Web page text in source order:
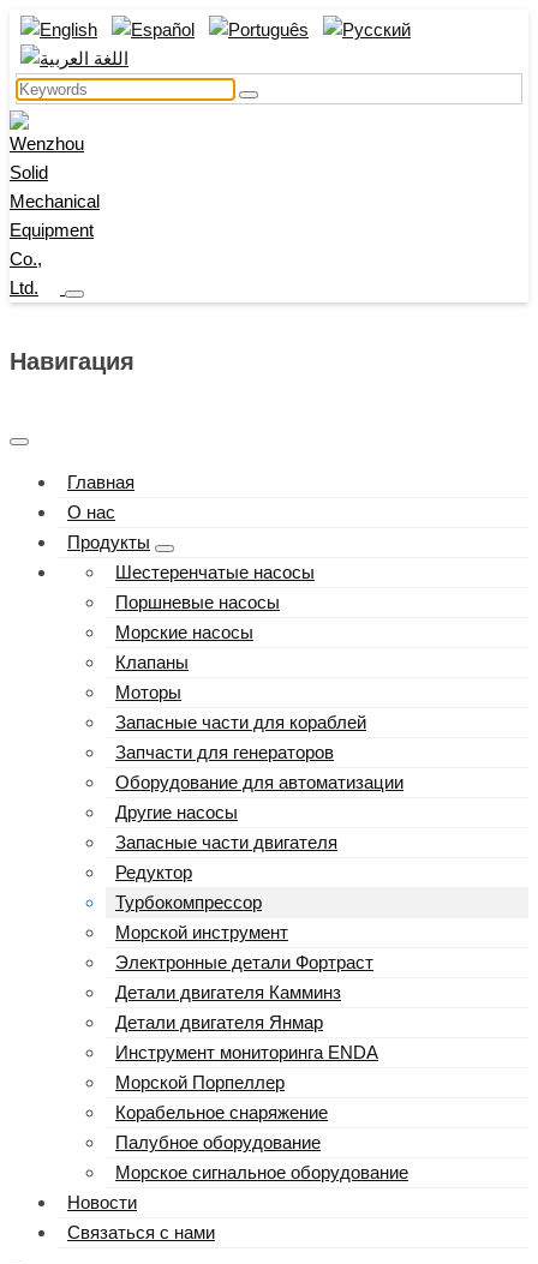
Навигация
Главная
О нас
Продукты
Шестеренчатые насосы
Поршневые насосы
Морские насосы
Клапаны
Моторы
Запасные части для кораблей
Запчасти для генераторов
Оборудование для автоматизации
Другие насосы
Запасные части двигателя
Редуктор
Турбокомпрессор
Морской инструмент
Электронные детали Фортраст
Детали двигателя Камминз
Детали двигателя Янмар
Инструмент мониторинга ENDA
Морской Порпеллер
Корабельное снаряжение
Палубное оборудование
Морское сигнальное оборудование
Новости
Связаться с нами